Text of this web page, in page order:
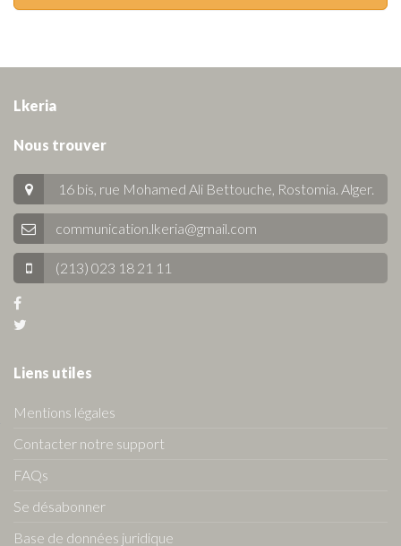
Lkeria
Nous trouver
16 bis, rue Mohamed Ali Bettouche, Rostomia. Alger.
communication.lkeria@gmail.com
(213) 023 18 21 11
Liens utiles
Mentions légales
Contacter notre support
FAQs
Se désabonner
Base de données juridique